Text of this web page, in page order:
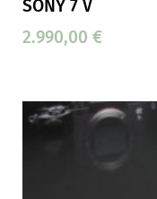
SONY 7 V
2.990,00 €